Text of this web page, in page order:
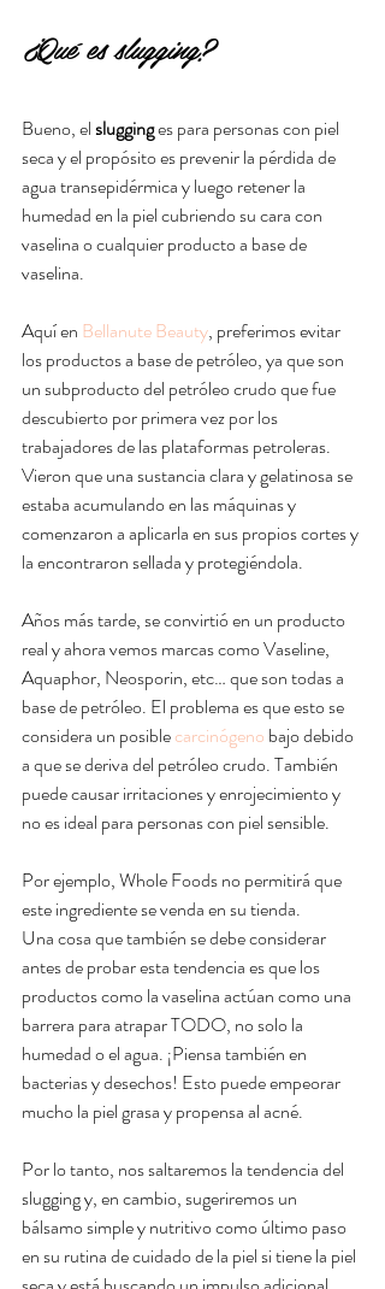
¿Qué es slugging?
Bueno, el slugging es para personas con piel
seca y el propósito es prevenir la pérdida de
agua transepidérmica y luego retener la
humedad en la piel cubriendo su cara con
vaselina o cualquier producto a base de
vaselina.
Aquí en Bellanute Beauty, preferimos evitar
los productos a base de petróleo, ya que son
un subproducto del petróleo crudo que fue
descubierto por primera vez por los
trabajadores de las plataformas petroleras.
Vieron que una sustancia clara y gelatinosa se
estaba acumulando en las máquinas y
comenzaron a aplicarla en sus propios cortes y
la encontraron sellada y protegiéndola.
Años más tarde, se convirtió en un producto
real y ahora vemos marcas como Vaseline,
Aquaphor, Neosporin, etc… que son todas a
base de petróleo. El problema es que esto se
considera un posible carcinógeno bajo debido
a que se deriva del petróleo crudo. También
puede causar irritaciones y enrojecimiento y
no es ideal para personas con piel sensible.
Por ejemplo, Whole Foods no permitirá que
este ingrediente se venda en su tienda.
Una cosa que también se debe considerar
antes de probar esta tendencia es que los
productos como la vaselina actúan como una
barrera para atrapar TODO, no solo la
humedad o el agua. ¡Piensa también en
bacterias y desechos! Esto puede empeorar
mucho la piel grasa y propensa al acné.
Por lo tanto, nos saltaremos la tendencia del
slugging y, en cambio, sugeriremos un
bálsamo simple y nutritivo como último paso
en su rutina de cuidado de la piel si tiene la piel